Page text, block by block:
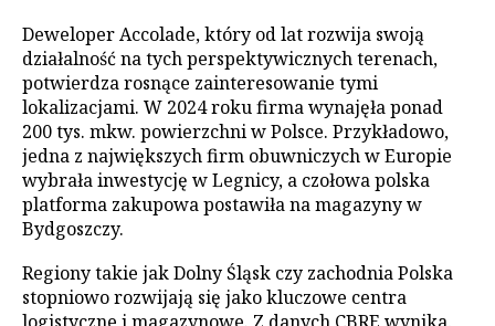
Deweloper Accolade, który od lat rozwija swoją
działalność na tych perspektywicznych terenach,
potwierdza rosnące zainteresowanie tymi
lokalizacjami. W 2024 roku firma wynajęła ponad
200 tys. mkw. powierzchni w Polsce. Przykładowo,
jedna z największych firm obuwniczych w Europie
wybrała inwestycję w Legnicy, a czołowa polska
platforma zakupowa postawiła na magazyny w
Bydgoszczy.
Regiony takie jak Dolny Śląsk czy zachodnia Polska
stopniowo rozwijają się jako kluczowe centra